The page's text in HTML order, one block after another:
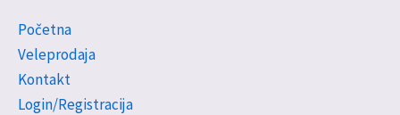
Početna
Veleprodaja
Kontakt
Login/Registracija